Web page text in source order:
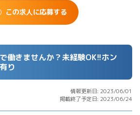
この求人に応募する
働きませんか？未経験OK!!ホン
り
情報更新日: 2023/06/01
掲載終了予定日: 2023/06/24